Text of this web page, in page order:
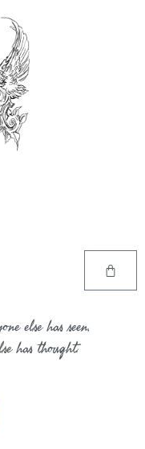
else has seen,
has thought.